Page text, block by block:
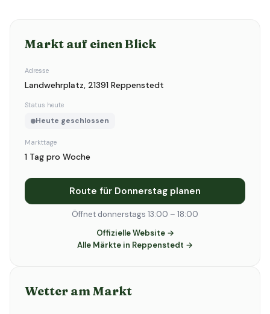
Markt auf einen Blick
Adresse
Landwehrplatz, 21391 Reppenstedt
Status heute
Heute geschlossen
Markttage
1 Tag pro Woche
Route für Donnerstag planen
Öffnet donnerstags 13:00 – 18:00
Offizielle Website →
Alle Märkte in Reppenstedt →
Wetter am Markt